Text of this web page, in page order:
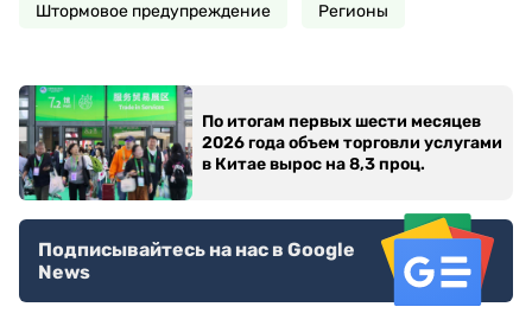
Штормовое предупреждение Регионы
По итогам первых шести месяцев
2026 года объем торговли услугами
в Китае вырос на 8,3 проц.
Подписывайтесь на нас в Google
News